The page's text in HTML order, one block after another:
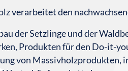
verarbeitet den
der Setzlinge und der
Produkten für den Do-it-
von Massivholzprodukten,